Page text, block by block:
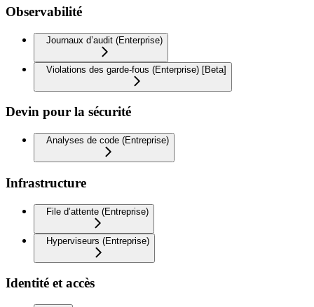
Observabilité
Journaux d’audit (Enterprise)
Violations des garde-fous (Enterprise) [Beta]
Devin pour la sécurité
Analyses de code (Entreprise)
Infrastructure
File d’attente (Entreprise)
Hyperviseurs (Entreprise)
Identité et accès